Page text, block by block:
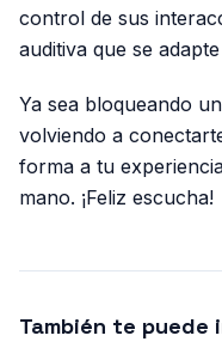
control de sus
auditiva que se
Ya sea bloqueando
volviendo a
forma a tu
mano. ¡Feliz escucha!
También te puede